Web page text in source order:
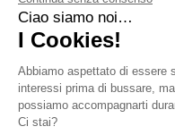
Ciao siamo noi…
I Cookies!
Abbiamo aspettato di essere
interessi prima di bussare,
possiamo accompagnarti
Ci stai?